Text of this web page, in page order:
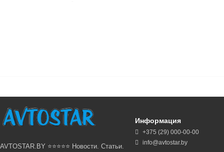
AVTOSTAR.BY ⭐⭐⭐⭐⭐ Новости. Статьи.
Информация
+375 (29) 000-00-00
info@avtostar.by